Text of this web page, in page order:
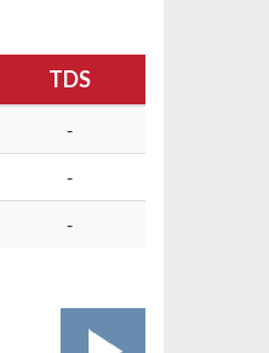
TDS
-
-
-